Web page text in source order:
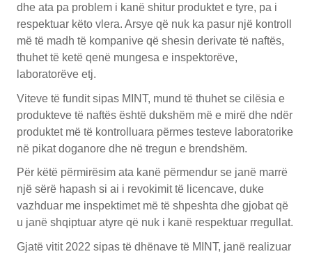
dhe ata pa problem i kanë shitur produktet e tyre, pa i
respektuar këto vlera. Arsye që nuk ka pasur një kontroll
më të madh të kompanive që shesin derivate të naftës,
thuhet të ketë qenë mungesa e inspektorëve,
laboratorëve etj.
Viteve të fundit sipas MINT, mund të thuhet se cilësia e
produkteve të naftës është dukshëm më e mirë dhe ndër
produktet më të kontrolluara përmes testeve laboratorike
në pikat doganore dhe në tregun e brendshëm.
Për këtë përmirësim ata kanë përmendur se janë marrë
një sërë hapash si ai i revokimit të licencave, duke
vazhduar me inspektimet më të shpeshta dhe gjobat që
u janë shqiptuar atyre që nuk i kanë respektuar rregullat.
Gjatë vitit 2022 sipas të dhënave të MINT, janë realizuar